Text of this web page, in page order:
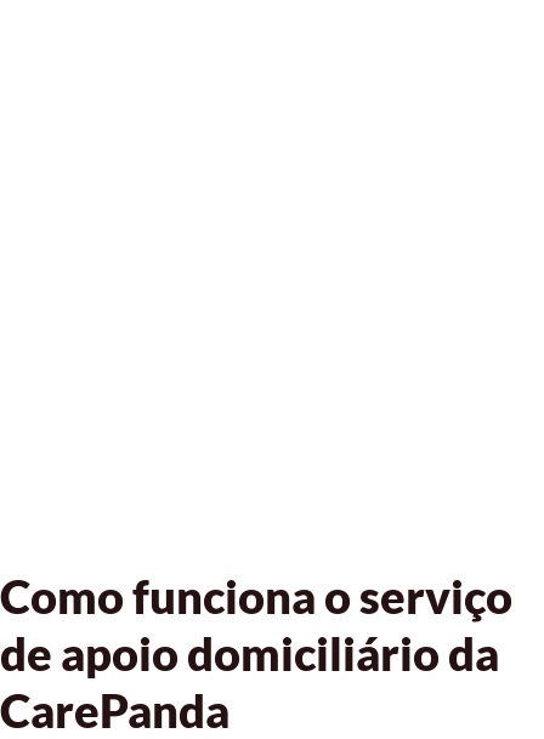
Como funciona o serviço
de apoio domiciliário da
CarePanda